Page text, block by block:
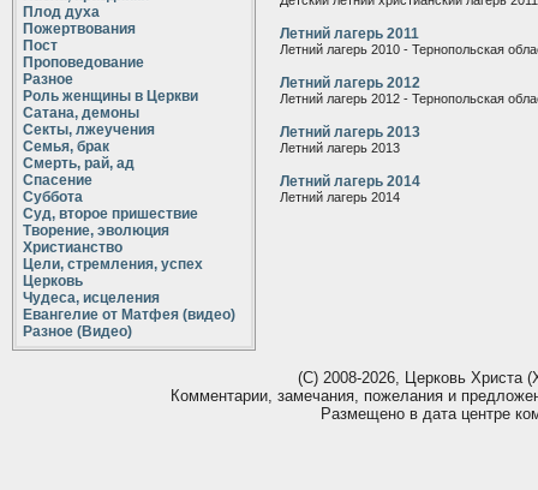
Плод духа
Пожертвования
Пост
Проповедование
Разное
Роль женщины в Церкви
Сатана, демоны
Секты, лжеучения
Семья, брак
Смерть, рай, ад
Спасение
Суббота
Суд, второе пришествие
Творение, эволюция
Христианство
Цели, стремления, успех
Церковь
Чудеса, исцеления
Евангелие от Матфея (видео)
Разное (Видео)
Летний лагерь 2011
Летний лагерь 2010 - Тернопольская
Летний лагерь 2012
Летний лагерь 2012 - Тернопольская
Летний лагерь 2013
Летний лагерь 2013
Летний лагерь 2014
Летний лагерь 2014
(С) 2008-2026, Церковь Христа
Комментарии, замечания, пожелания и
Размещено в дата центре